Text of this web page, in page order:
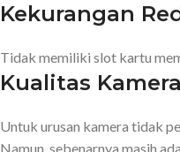
Kekurangan
Tidak memiliki slot kartu
Kualitas
Untuk urusan kamera tidak
Namun, sebenarnya masih